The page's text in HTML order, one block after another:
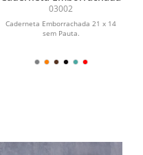
03002
Caderneta Emborrachada 21 x 14
sem Pauta.